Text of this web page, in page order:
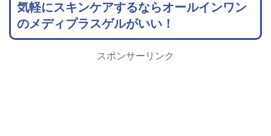
気軽にスキンケアするならオールインワン
のメディプラスゲルがいい！
スポンサーリンク